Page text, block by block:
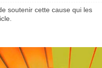
soutenir cette cause qui les